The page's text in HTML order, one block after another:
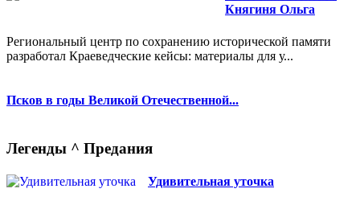
Княгиня Ольга
Региональный центр по сохранению исторической памяти
разработал Краеведческие кейсы: материалы для у...
Псков в годы Великой Отечественной...
Легенды ^ Предания
Удивительная уточка